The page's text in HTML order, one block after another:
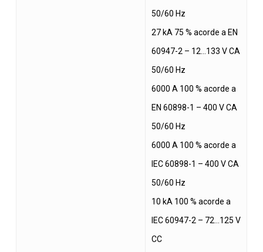
50/60 Hz
27 kA 75 % acorde a EN
60947-2 – 12…133 V CA
50/60 Hz
6000 A 100 % acorde a
EN 60898-1 – 400 V CA
50/60 Hz
6000 A 100 % acorde a
IEC 60898-1 – 400 V CA
50/60 Hz
10 kA 100 % acorde a
IEC 60947-2 – 72…125 V
CC